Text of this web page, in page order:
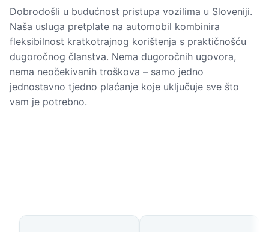
Dobrodošli u budućnost pristupa vozilima u Sloveniji.
Naša usluga pretplate na automobil kombinira
fleksibilnost kratkotrajnog korištenja s praktičnošću
dugoročnog članstva. Nema dugoročnih ugovora,
nema neočekivanih troškova – samo jedno
jednostavno tjedno plaćanje koje uključuje sve što
vam je potrebno.
Dostupne zemlje